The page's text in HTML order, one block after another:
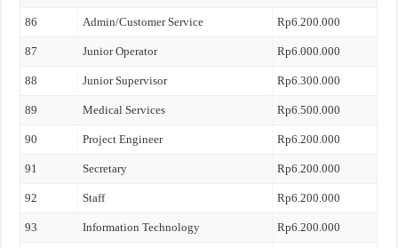
86 Admin/Customer Service Rp6.200.000
87 Junior Operator Rp6.000.000
88 Junior Supervisor Rp6.300.000
89 Medical Services Rp6.500.000
90 Project Engineer Rp6.200.000
91 Secretary Rp6.200.000
92 Staff Rp6.200.000
93 Information Technology Rp6.200.000